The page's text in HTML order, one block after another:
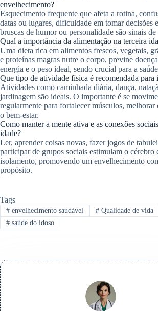
envelhecimento?
Esquecimento frequente que afeta a rotina,
datas ou lugares, dificuldade em tomar decisões
bruscas de humor ou personalidade são sinais de
Qual a importância da alimentação na terceira
Uma dieta rica em alimentos frescos, vegetais,
e proteínas magras nutre o corpo, previne
energia e o peso ideal, sendo crucial para a
Que tipo de atividade física é recomendada para
Atividades como caminhada diária, dança,
jardinagem são ideais. O importante é se
regularmente para fortalecer músculos,
o bem-estar.
Como manter a mente ativa e as conexões
idade?
Ler, aprender coisas novas, fazer jogos de
participar de grupos sociais estimulam o cérebro
isolamento, promovendo um envelhecimento
propósito.
Tags
#envelhecimento saudável #Qualidade de vida
#saúde do idoso